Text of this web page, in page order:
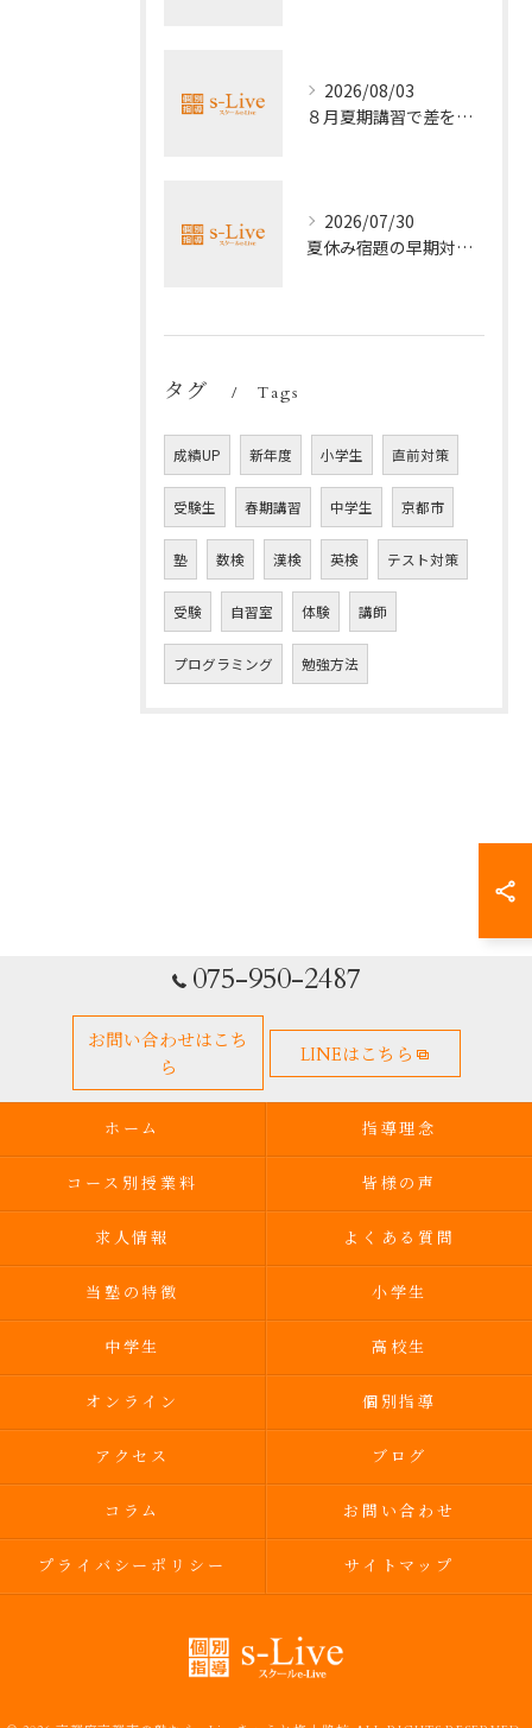
2026/08/03
８月夏期講習で差をつける受験勉強法
2026/07/30
夏休み宿題の早期対策ポイント
タグ Tags
成績UP 新年度 小学生 直前対策
受験生 春期講習 中学生 京都市
塾 数検 漢検 英検 テスト対策
受験 自習室 体験 講師
プログラミング 勉強方法
075-950-2487
お問い合わせはこち
ら
LINEはこちら
ホーム 指導理念
コース別授業料 皆様の声
求人情報 よくある質問
当塾の特徴 小学生
中学生 高校生
オンライン 個別指導
アクセス ブログ
コラム お問い合わせ
プライバシーポリシー サイトマップ